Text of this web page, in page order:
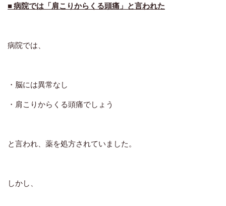
■ 病院では「肩こりからくる頭痛」と言われた
病院では、
・脳には異常なし
・肩こりからくる頭痛でしょう
と言われ、薬を処方されていました。
しかし、